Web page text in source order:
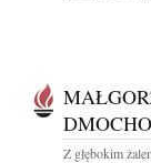
Z głębokim